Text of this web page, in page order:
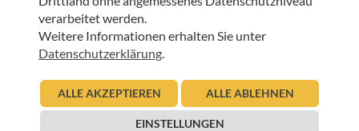
INFORMATIONEN
Downloads
Interner Bereich
verarbeitet werden.
Weitere Informationen erhalten Sie unter
Datenschutzerklärung.
ALLE AKZEPTIEREN ALLE ABLEHNEN
EINSTELLUNGEN